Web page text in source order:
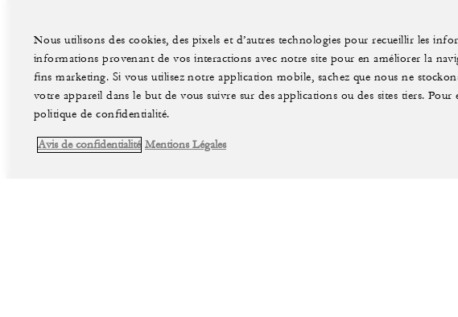
Nous utilisons des cookies, des pixels et d’autres technologies pour recueillir les
informations provenant de vos interactions avec notre site pour en améliorer la
fins marketing. Si vous utilisez notre application mobile, sachez que nous ne
votre appareil dans le but de vous suivre sur des applications ou des sites tiers.
politique de confidentialité.
Avis de confidentialité Mentions Légales